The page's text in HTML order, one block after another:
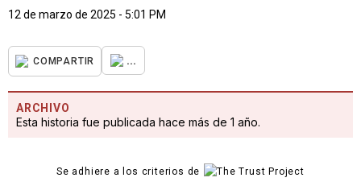
12 de marzo de 2025 - 5:01 PM
COMPARTIR ...
ARCHIVO
Esta historia fue publicada hace más de 1 año.
Se adhiere a los criterios de